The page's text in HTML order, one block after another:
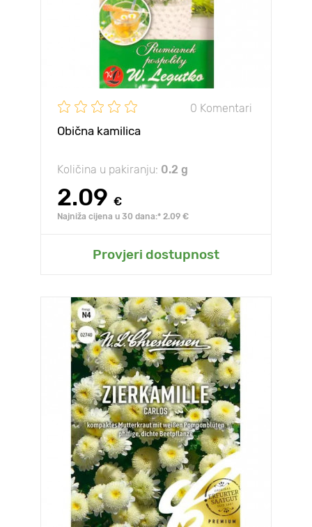
0 Komentari
Obična kamilica
Količina u pakiranju: 0.2 g
2.09 €
Najniža cijena u 30 dana:* 2.09 €
Provjeri dostupnost